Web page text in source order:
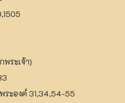
พระเจ้า)
ระองค์ 31,34,54-55